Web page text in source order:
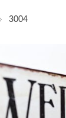
3004